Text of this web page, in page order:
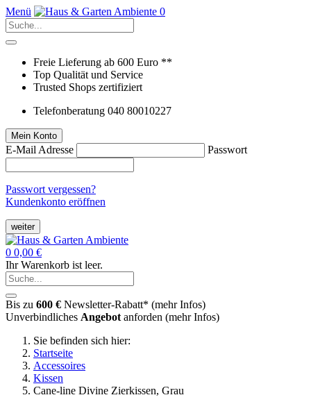
Menü 0
Freie Lieferung ab 600 Euro **
Top Qualität und Service
Trusted Shops zertifiziert
Telefonberatung 040 80010227
Mein Konto
E-Mail Adresse Passwort
Passwort vergessen?
Kundenkonto eröffnen
weiter
0 0,00 €
Ihr Warenkorb ist leer.
Bis zu 600 € Newsletter-Rabatt* (mehr Infos)
Unverbindliches Angebot anforden (mehr Infos)
Sie befinden sich hier:
Startseite
Accessoires
Kissen
Cane-line Divine Zierkissen, Grau